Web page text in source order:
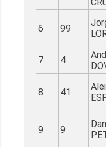
6 99
7 4
8 41
9 9